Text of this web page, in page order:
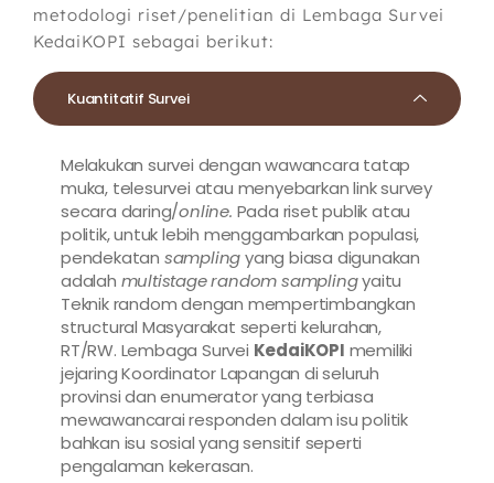
metodologi riset/penelitian di Lembaga Survei
KedaiKOPI sebagai berikut:
Kuantitatif Survei
Melakukan survei dengan wawancara tatap
muka, telesurvei atau menyebarkan link survey
secara daring/online. Pada riset publik atau
politik, untuk lebih menggambarkan populasi,
pendekatan samplingyang biasa digunakan
adalah multistage random samplingyaitu
Teknik random dengan mempertimbangkan
structural Masyarakat seperti kelurahan,
RT/RW. Lembaga Survei KedaiKOPI memiliki
jejaring Koordinator Lapangan di seluruh
provinsi dan enumerator yang terbiasa
mewawancarai responden dalam isu politik
bahkan isu sosial yang sensitif seperti
pengalaman kekerasan.